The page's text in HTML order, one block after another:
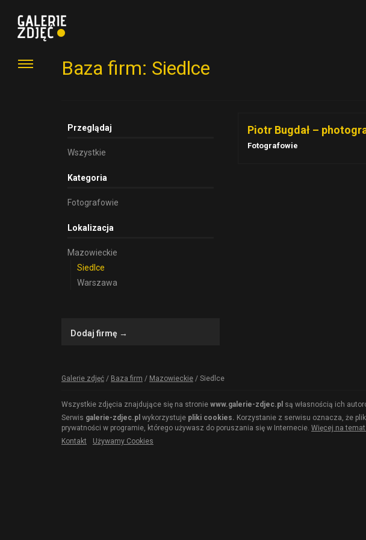
Baza firm: Siedlce
Przeglądaj
Wszystkie
Kategoria
Fotografowie
Lokalizacja
Mazowieckie
Siedlce
Warszawa
Dodaj firmę →
Piotr Bugdał –
Fotografowie
Galerie zdjęć / Baza firm / Mazowieckie / Siedlce
Wszystkie zdjęcia znajdujące się na stronie www.galerie-zdjec.pl są własnością ich
Serwis galerie-zdjec.pl wykorzystuje pliki cookies. Korzystanie z serwisu oznacza, że
prywatności w programie, którego używasz do poruszania się w Internecie. Więcej na
Kontakt
Używamy Cookies